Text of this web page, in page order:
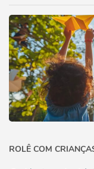
ROLÊ COM